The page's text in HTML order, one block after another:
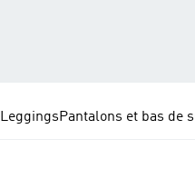
LeggingsPantalons et bas de